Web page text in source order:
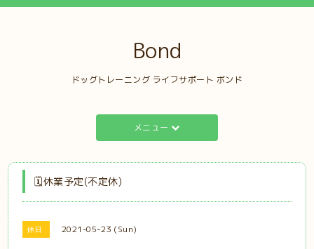
Bond
ドッグトレーニング ライフサポート ボンド
メニュー
🗓️休業予定(不定休)
休日 2021-05-23 (Sun)